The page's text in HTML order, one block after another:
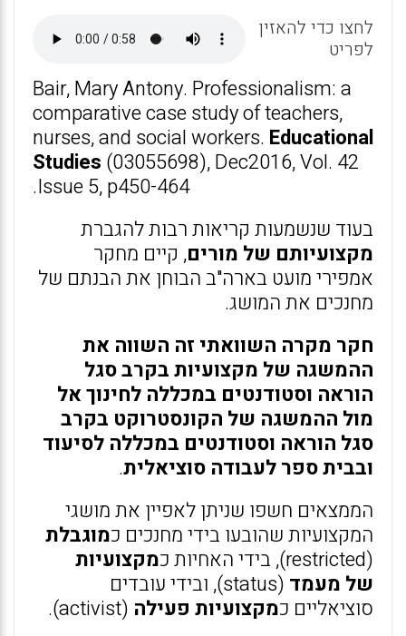
A
p
p
o
o
k
לחצו כדי להאזין
לפריט
Bair, Mary Antony. Professionalism: a
comparative case study of teachers,
nurses, and social workers. Educational
Studies (03055698), Dec2016, Vol. 42
Issue 5, p450-464.
בעוד שנשמעות קריאות רבות להגברת
מקצועיותם של מורים, קיים מחקר
אמפירי מועט בארה"ב הבוחן את הבנתם של
מחנכים את המושג.
חקר מקרה השוואתי זה השווה את
ההמשגה של מקצועיות בקרב סגל
הוראה וסטודנטים במכללה לחינוך אל
מול ההמשגה של הקונסטרוקט בקרב
סגל הוראה וסטודנטים במכללה לסיעוד
ובבית ספר לעבודה סוציאלית.
הממצאים חשפו שניתן לאפיין את מושגי
המקצועיות שהובעו בידי מחנכים כמוגבלת
(restricted), בידי האחיות כ
מקצועיות
של מעמד
(status), ובידי עובדים
סוציאליים כמקצועיות פעילה (activist).